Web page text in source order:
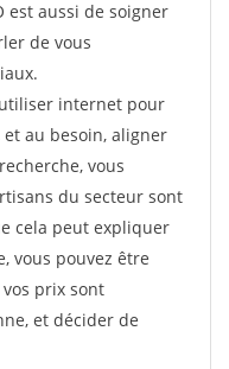
est aussi de soigner
de vous
internet pour
au besoin, aligner
vous
du secteur sont
cela peut expliquer
vous pouvez être
prix sont
et décider de